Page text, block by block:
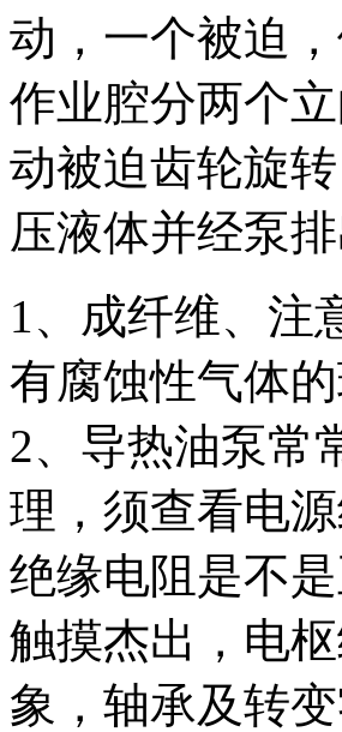
动，一个被迫
作业腔分两个
动被迫齿轮旋
压液体并经泵
1、成纤维、注
有腐蚀性气体的
2、导热油泵常
理，须查看电
绝缘电阻是不
触摸杰出，电
象，轴承及转